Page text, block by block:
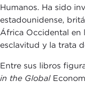
Humanos. Ha sido
estadounidense,
África Occidental en
esclavitud y la trata
Entre sus libros
in the Global